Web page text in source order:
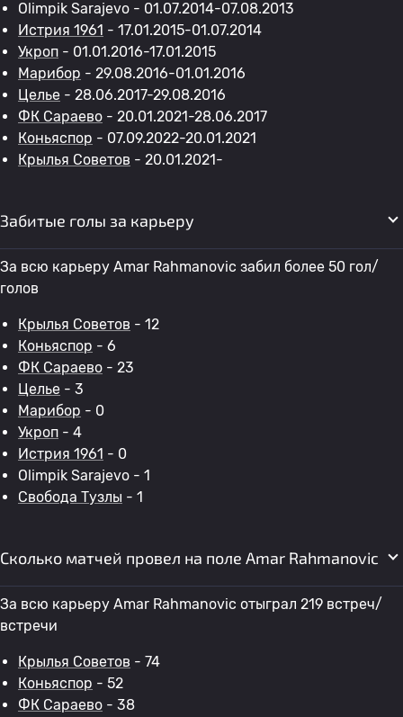
Olimpik Sarajevo - 01.07.2014-07.08.2013
Истрия 1961 - 17.01.2015-01.07.2014
Укроп - 01.01.2016-17.01.2015
Марибор - 29.08.2016-01.01.2016
Целье - 28.06.2017-29.08.2016
ФК Сараево - 20.01.2021-28.06.2017
Коньяспор - 07.09.2022-20.01.2021
Крылья Советов - 20.01.2021-
Забитые голы за карьеру
За всю карьеру Amar Rahmanovic забил более 50 гол/
голов
Крылья Советов - 12
Коньяспор - 6
ФК Сараево - 23
Целье - 3
Марибор - 0
Укроп - 4
Истрия 1961 - 0
Olimpik Sarajevo - 1
Свобода Тузлы - 1
Сколько матчей провел на поле Amar Rahmanovic
За всю карьеру Amar Rahmanovic отыграл 219 встреч/
встречи
Крылья Советов - 74
Коньяспор - 52
ФК Сараево - 38